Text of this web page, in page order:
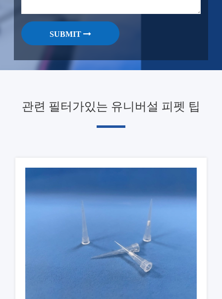
SUBMIT
관련 필터가있는 유니버설 피펫 팁